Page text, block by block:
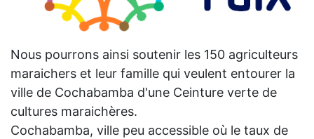
Nous pourrons ainsi soutenir les 150 agriculteurs
maraichers et leur famille qui veulent entourer la
ville de Cochabamba d'une Ceinture verte de
cultures maraichères.
Cochabamba, ville peu accessible où le taux de